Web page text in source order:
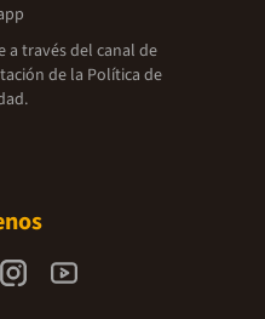
a través del canal de
de la Política de